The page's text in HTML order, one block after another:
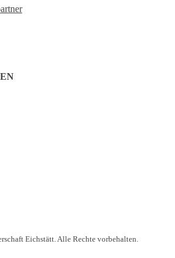
Eichstätt. Alle Rechte vorbehalten.